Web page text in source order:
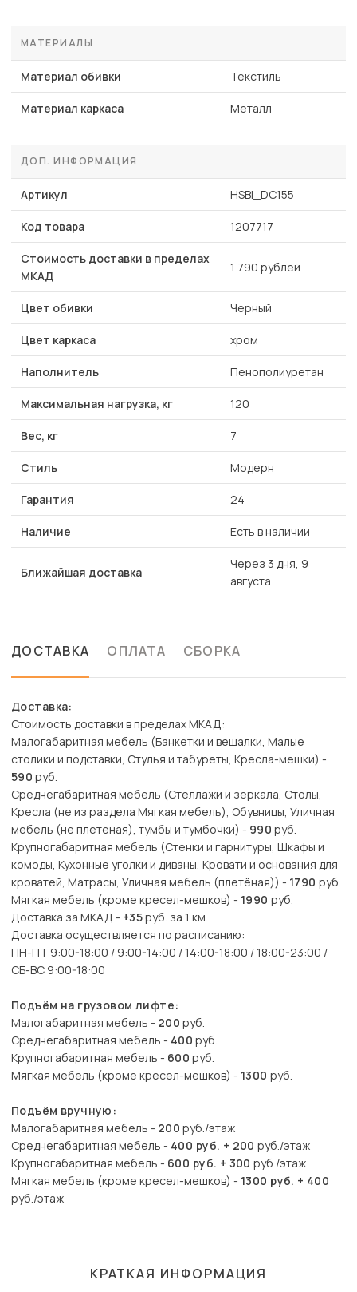
МАТЕРИАЛЫ
Материал обивки Текстиль
Материал каркаса Металл
ДОП. ИНФОРМАЦИЯ
Артикул HSBI_DC155
Код товара 1207717
Стоимость доставки в пределах
МКАД
1 790 рублей
Цвет обивки Черный
Цвет каркаса хром
Наполнитель Пенополиуретан
Максимальная нагрузка, кг 120
Вес, кг 7
Стиль Модерн
Гарантия 24
Наличие Есть в наличии
Ближайшая доставка
Через 3 дня, 9
августа
ДОСТАВКА ОПЛАТА СБОРКА
Доставка:
Стоимость доставки в пределах МКАД:
Малогабаритная мебель (Банкетки и вешалки, Малые
столики и подставки, Стулья и табуреты, Кресла-мешки) -
590 руб.
Среднегабаритная мебель (Стеллажи и зеркала, Столы,
Кресла (не из раздела Мягкая мебель), Обувницы, Уличная
мебель (не плетёная), тумбы и тумбочки) - 990 руб.
Крупногабаритная мебель (Стенки и гарнитуры, Шкафы и
комоды, Кухонные уголки и диваны, Кровати и основания для
кроватей, Матрасы, Уличная мебель (плетёная)) - 1790 руб.
Мягкая мебель (кроме кресел-мешков) - 1990 руб.
Доставка за МКАД - +35руб. за 1 км.
Доставка осуществляется по расписанию:
ПН-ПТ 9:00-18:00 / 9:00-14:00 / 14:00-18:00 / 18:00-23:00 /
СБ-ВС 9:00-18:00
Подъём на грузовом лифте:
Малогабаритная мебель - 200 руб.
Среднегабаритная мебель - 400 руб.
Крупногабаритная мебель - 600 руб.
Мягкая мебель (кроме кресел-мешков) - 1300 руб.
Подъём вручную:
Малогабаритная мебель - 200 руб./этаж
Среднегабаритная мебель - 400 руб. + 200 руб./этаж
Крупногабаритная мебель - 600 руб. + 300 руб./этаж
Мягкая мебель (кроме кресел-мешков) - 1300 руб. + 400
руб./этаж
КРАТКАЯ ИНФОРМАЦИЯ